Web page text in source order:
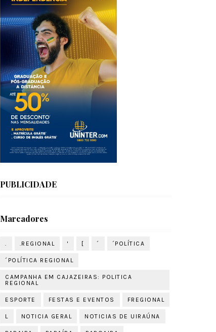
PUBLICIDADE
Marcadores
. .REGIONAL ' [ ´ ´POLÍTICA
´POLÍTICA REGIONAL
CAMPANHA EM CAJAZEIRAS: POLITICA
REGIONAL
ESPORTE FESTAS E EVENTOS FREGIONAL
L NOTICIA GERAL NOTICIAS DE UIRAÚNA